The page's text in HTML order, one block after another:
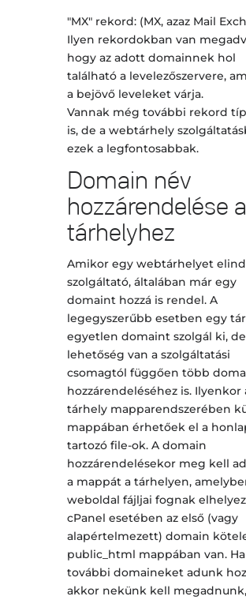
"MX" rekord: (MX, azaz Mail
Ilyen rekordokban van
hogy az adott domainnek hol
található a levelezőszervere,
a bejövő leveleket várja.
Vannak még további rekord
is, de a webtárhely
ezek a legfontosabbak.
Domain név
hozzárendelése a
tárhelyhez
Amikor egy webtárhelyet
szolgáltató, általában már egy
domaint hozzá is rendel. A
legegyszerűbb esetben egy
egyetlen domaint szolgál ki, de
lehetőség van a szolgáltatási
csomagtól függően több
hozzárendeléséhez is. Ilyenkor
tárhely mapparendszerében
mappában érhetőek el a
tartozó file-ok. A domain
hozzárendelésekor meg kell
a mappát a tárhelyen,
weboldal fájljai fognak
cPanel esetében az első (vagy
alapértelmezett) domain
public_html mappában van. Ha
további domaineket adunk
akkor nekünk kell